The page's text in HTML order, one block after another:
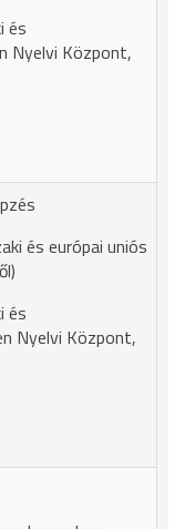
és
Nyelvi Központ,
és európai uniós
és
Nyelvi Központ,